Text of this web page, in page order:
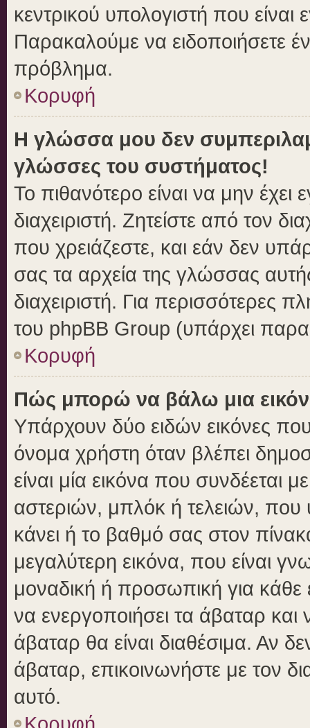
κεντρικού υπολογιστή που
Παρακαλούμε να ειδοποιήσετε
πρόβλημα.
Κορυφή
Η γλώσσα μου δεν
γλώσσες του συστήματος!
Το πιθανότερο είναι να μην
διαχειριστή. Ζητείστε από τον
που χρειάζεστε, και εάν δεν
σας τα αρχεία της γλώσσας
διαχειριστή. Για περισσότερες
του phpBB Group (υπάρχει
Κορυφή
Πώς μπορώ να βάλω μια
Υπάρχουν δύο ειδών εικόνες
όνομα χρήστη όταν βλέπει
είναι μία εικόνα που
αστεριών, μπλόκ ή τελειών, που
κάνει ή το βαθμό σας στον
μεγαλύτερη εικόνα, που είναι
μοναδική ή προσωπική για κάθε
να ενεργοποιήσει τα άβαταρ και
άβαταρ θα είναι διαθέσιμα. Αν
άβαταρ, επικοινωνήστε με τον
αυτό.